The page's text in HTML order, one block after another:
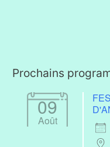
Prochains
09
Août